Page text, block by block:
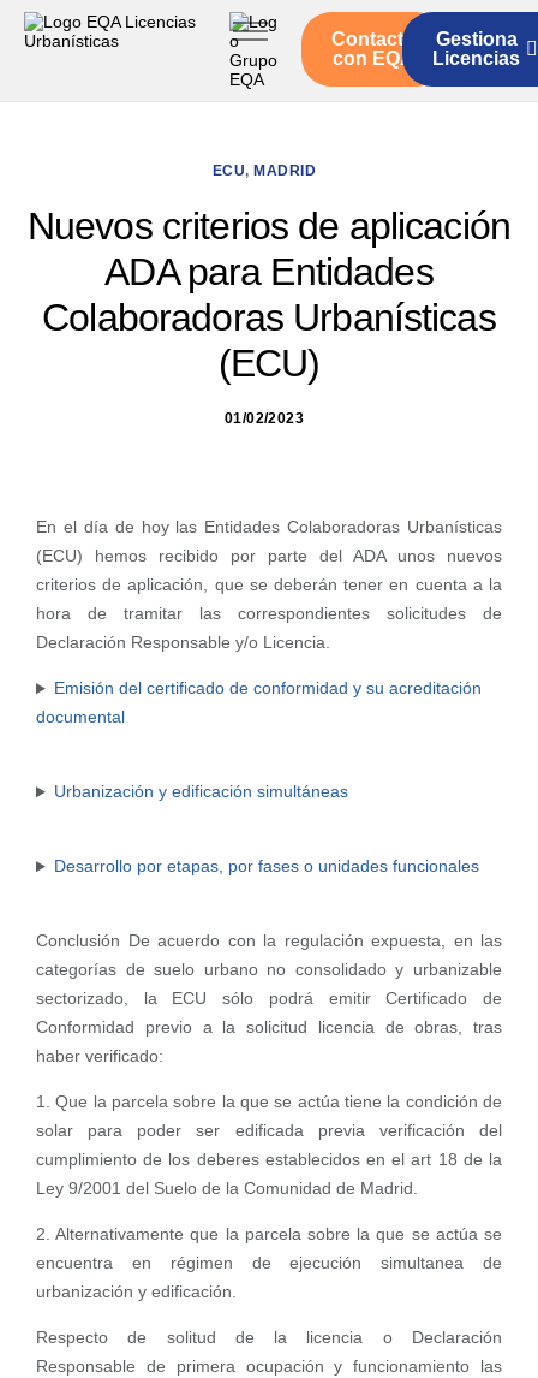
Servicios
Contacto
con EQA
Gestiona
Licencias
ECU, MADRID
Nuevos criterios de aplicación
ADA para Entidades
Colaboradoras Urbanísticas
(ECU)
01/02/2023
En el día de hoy las Entidades Colaboradoras Urbanísticas
(ECU) hemos recibido por parte del ADA unos nuevos
criterios de aplicación, que se deberán tener en cuenta a la
hora de tramitar las correspondientes solicitudes de
Declaración Responsable y/o Licencia.
Emisión del certificado de conformidad y su acreditación
documental
Urbanización y edificación simultáneas
Desarrollo por etapas, por fases o unidades funcionales
Conclusión De acuerdo con la regulación expuesta, en las
categorías de suelo urbano no consolidado y urbanizable
sectorizado, la ECU sólo podrá emitir Certificado de
Conformidad previo a la solicitud licencia de obras, tras
haber verificado:
1. Que la parcela sobre la que se actúa tiene la condición de
solar para poder ser edificada previa verificación del
cumplimiento de los deberes establecidos en el art 18 de la
Ley 9/2001 del Suelo de la Comunidad de Madrid.
2. Alternativamente que la parcela sobre la que se actúa se
encuentra en régimen de ejecución simultanea de
urbanización y edificación.
Respecto de solitud de la licencia o Declaración
Responsable de primera ocupación y funcionamiento las